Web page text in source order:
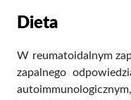
Dieta
W reumatoidalnym
zapalnego